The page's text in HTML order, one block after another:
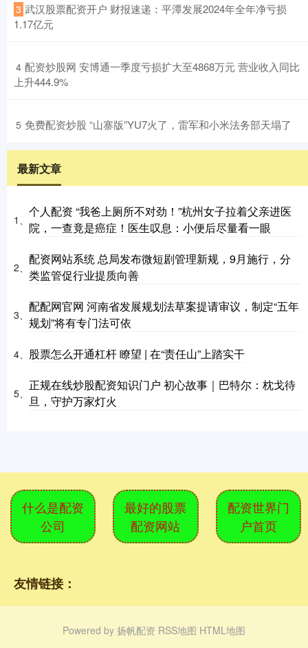
3 ​武汉股票配资开户 财报速递：平潭发展2024年全年净亏损
1.17亿元
4 ​配资炒股网 安博通一季度亏损扩大至4868万元 营业收入同比
上升444.9%
5 ​免费配资炒股 “山寨版”YU7火了，雷军和小米法务部天塌了
最新文章
1、
个人配资 “我爸上厕所不对劲！”杭州女子拉着父亲进医
院，一查竟是癌症！医生叹息：小便后尽量看一眼
2、
配资网站系统 总局发布微短剧管理新规，9月施行，分
类监管促行业提质向善
3、
配配网官网 河南省发展规划法草案提请审议，制定“五年
规划”将有专门法可依
4、 股票怎么开通杠杆 瞭望 | 在“责任山”上踏实干
5、
正规在线炒股配资知识门户 初心故事｜巴特尔：枕戈待
旦，守护万家灯火
什么是配资
公司
最好的股票
配资网站
配资世界门
户首页
友情链接：
Powered by 扬帆配资 RSS地图 HTML地图